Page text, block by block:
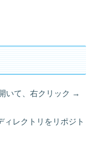
いて、右クリック →
レクトリをリポジト